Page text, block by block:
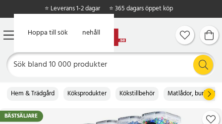
Hoppa till huvudinnehåll
Hoppa till sök
⭐ Leverans 1-2 dagar ⭐ 365 dagars öppet köp
Hem & Trädgård Köksprodukter Kökstillbehör Matlådor, burkar &
BÄSTSÄLJARE